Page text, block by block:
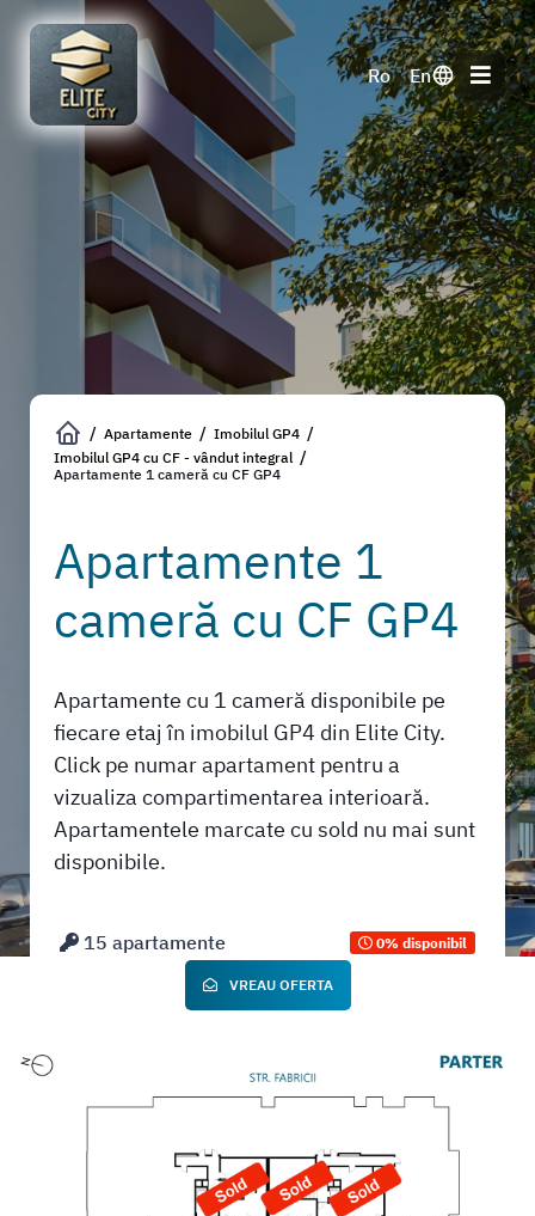
Apartamente
Imobilul GP4
Imobilul GP4 cu CF - vândut integral
Apartamente 1 cameră cu CF GP4
Apartamente 1
cameră cu CF GP4
Apartamente cu 1 cameră disponibile pe
fiecare etaj în imobilul GP4 din Elite City.
Click pe numar apartament pentru a
vizualiza compartimentarea interioară.
Apartamentele marcate cu sold nu mai sunt
disponibile.
15 apartamente 0% disponibil
VREAU OFERTA